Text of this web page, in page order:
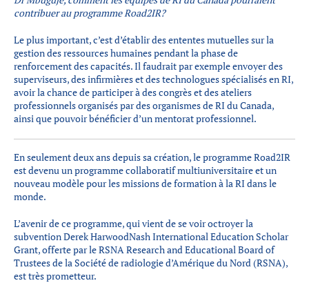
contribuer au programme Road2IR?
Le plus important, c’est d’établir des ententes mutuelles sur la
gestion des ressources humaines pendant la phase de
renforcement des capacités. Il faudrait par exemple envoyer des
superviseurs, des infirmières et des technologues spécialisés en RI,
avoir la chance de participer à des congrès et des ateliers
professionnels organisés par des organismes de RI du Canada,
ainsi que pouvoir bénéficier d’un mentorat professionnel.
En seulement deux ans depuis sa création, le programme Road2IR
est devenu un programme collaboratif multiuniversitaire et un
nouveau modèle pour les missions de formation à la RI dans le
monde.
L’avenir de ce programme, qui vient de se voir octroyer la
subvention Derek HarwoodNash International Education Scholar
Grant, offerte par le RSNA Research and Educational Board of
Trustees de la Société de radiologie d’Amérique du Nord (RSNA),
est très prometteur.